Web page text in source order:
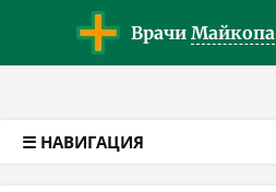
Врачи Майкопа
☰ НАВИГАЦИЯ